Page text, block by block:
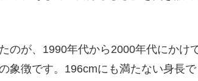
のが、1990年代から2000年代にかけ
象徴です。196cmにも満たない身長